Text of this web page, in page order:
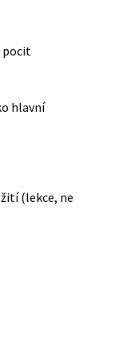
pocit
hlavní
(lekce, ne